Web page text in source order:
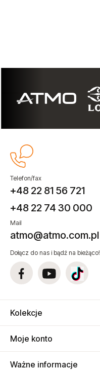
Telefon/fax
+48 22 81 56 721
+48 22 74 30 000
Mail
atmo@atmo.com.pl
Dołącz do nas i bądź na bieżąco!
Kolekcje
Moje konto
Ważne informacje